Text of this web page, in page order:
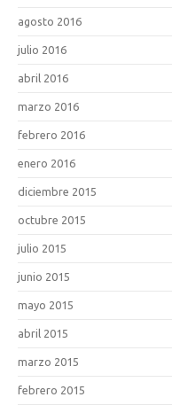
agosto 2016
julio 2016
abril 2016
marzo 2016
febrero 2016
enero 2016
diciembre 2015
octubre 2015
julio 2015
junio 2015
mayo 2015
abril 2015
marzo 2015
febrero 2015